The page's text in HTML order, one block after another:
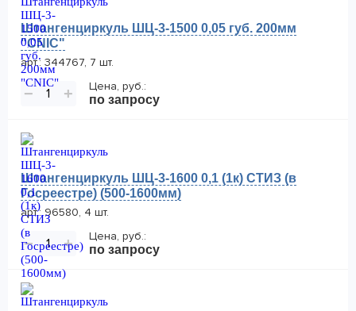
Штангенциркуль ШЦ-3-1500 0,05 губ. 200мм
"CNIC"
арт.: 344767, 7 шт.
− +
Цена, руб.:
по запросу
Штангенциркуль ШЦ-3-1600 0,1 (1к) СТИЗ (в
Госреестре) (500-1600мм)
арт.: 96580, 4 шт.
− +
Цена, руб.:
по запросу